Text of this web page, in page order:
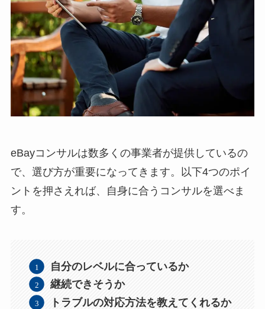
eBayコンサルは数多くの事業者が提供しているの
で、選び方が重要になってきます。以下4つのポイ
ントを押さえれば、自身に合うコンサルを選べま
す。
自分のレベルに合っているか
継続できそうか
トラブルの対応方法を教えてくれるか